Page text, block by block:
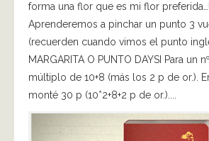
forma una flor que es mi flor
Aprenderemos a pinchar un punto 3
(recuerden cuando vimos el punto
MARGARITA O PUNTO DAYSI Para un
múltiplo de 10+8 (más los 2 p de or.).
monté 30 p (10*2+8+2 p de or.)....